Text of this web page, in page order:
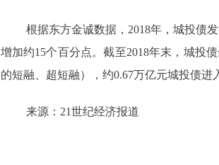
根据东方金诚数据，2018年，城投债
增加约15个百分点。截至2018年末，城投
的短融、超短融），约0.67万亿元城投债进
来源：21世纪经济报道